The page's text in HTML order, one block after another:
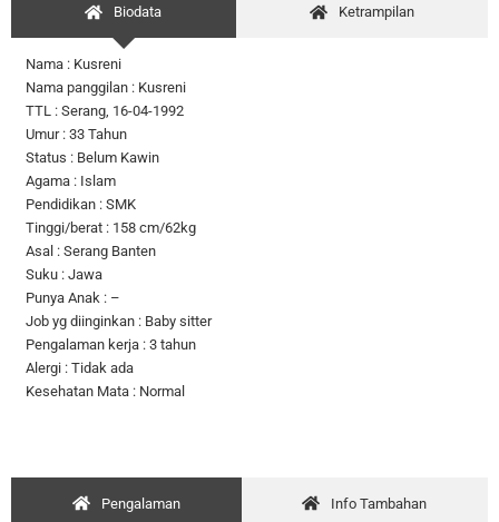
Biodata Ketrampilan
Nama : Kusreni
Nama panggilan : Kusreni
TTL : Serang, 16-04-1992
Umur : 33 Tahun
Status : Belum Kawin
Agama : Islam
Pendidikan : SMK
Tinggi/berat : 158 cm/62kg
Asal : Serang Banten
Suku : Jawa
Punya Anak : –
Job yg diinginkan : Baby sitter
Pengalaman kerja : 3 tahun
Alergi : Tidak ada
Kesehatan Mata : Normal
Pengalaman Info Tambahan